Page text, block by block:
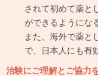
されて初めて薬と
ができるようにな
また、海外で薬と
で、日本人にも有
治験にご理解とご協力